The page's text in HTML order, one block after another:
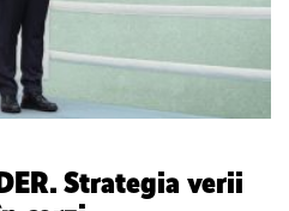
Strategia verii